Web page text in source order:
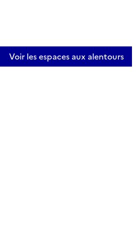
Voir les espaces aux alentours